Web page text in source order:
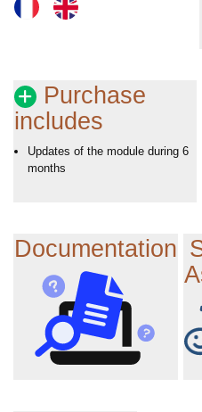
Purchase
includes
Updates of the module during 6
months
Documentation